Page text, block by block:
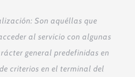
Son aquéllas que
al servicio con algunas
general predefinidas en
criterios en el terminal del